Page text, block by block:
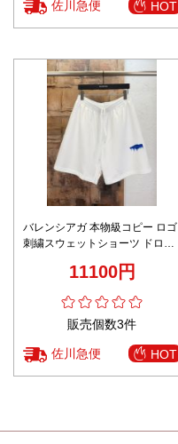
佐川急便 HOT
バレンシアガ 本物級コピー ロゴ
刺繍スウェットショーツ ドロー
ン ブランド代用11100円
販売個数3件
佐川急便 HOT